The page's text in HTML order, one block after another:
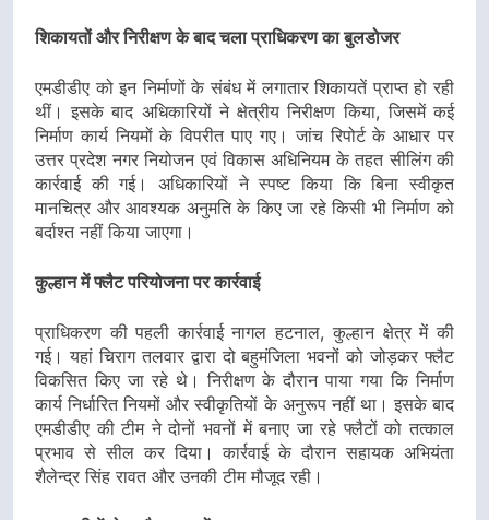
शिकायतों और निरीक्षण के बाद चला प्राधिकरण का बुलडोजर
एमडीडीए को इन निर्माणों के संबंध में लगातार शिकायतें प्राप्त हो रही
थीं। इसके बाद अधिकारियों ने क्षेत्रीय निरीक्षण किया, जिसमें कई
निर्माण कार्य नियमों के विपरीत पाए गए। जांच रिपोर्ट के आधार पर
उत्तर प्रदेश नगर नियोजन एवं विकास अधिनियम के तहत सीलिंग की
कार्रवाई की गई। अधिकारियों ने स्पष्ट किया कि बिना स्वीकृत
मानचित्र और आवश्यक अनुमति के किए जा रहे किसी भी निर्माण को
बर्दाश्त नहीं किया जाएगा।
कुल्हान में फ्लैट परियोजना पर कार्रवाई
प्राधिकरण की पहली कार्रवाई नागल हटनाल, कुल्हान क्षेत्र में की
गई। यहां चिराग तलवार द्वारा दो बहुमंजिला भवनों को जोड़कर फ्लैट
विकसित किए जा रहे थे। निरीक्षण के दौरान पाया गया कि निर्माण
कार्य निर्धारित नियमों और स्वीकृतियों के अनुरूप नहीं था। इसके बाद
एमडीडीए की टीम ने दोनों भवनों में बनाए जा रहे फ्लैटों को तत्काल
प्रभाव से सील कर दिया। कार्रवाई के दौरान सहायक अभियंता
शैलेन्द्र सिंह रावत और उनकी टीम मौजूद रही।